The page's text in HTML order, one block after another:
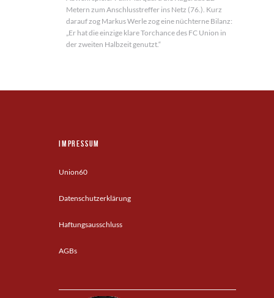
Metern zum Anschlusstreffer ins Netz (76.). Kurz
darauf zog Markus Werle zog eine nüchterne Bilanz:
„Er hat die einzige klare Torchance des FC Union in
der zweiten Halbzeit genutzt.“
Impressum
Union60
Datenschutzerklärung
Haftungsausschluss
AGBs